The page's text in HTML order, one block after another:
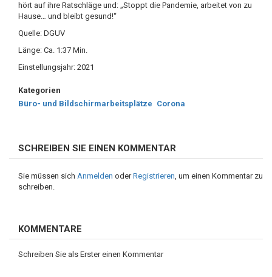
hört auf ihre Ratschläge und: „Stoppt die Pandemie, arbeitet von zu
Hause… und bleibt gesund!“
Quelle: DGUV
Länge: Ca. 1:37 Min.
Einstellungsjahr: 2021
Kategorien
Büro- und Bildschirmarbeitsplätze Corona
SCHREIBEN SIE EINEN KOMMENTAR
Sie müssen sich Anmelden oderRegistrieren, um einen Kommentar zu
schreiben.
KOMMENTARE
Schreiben Sie als Erster einen Kommentar